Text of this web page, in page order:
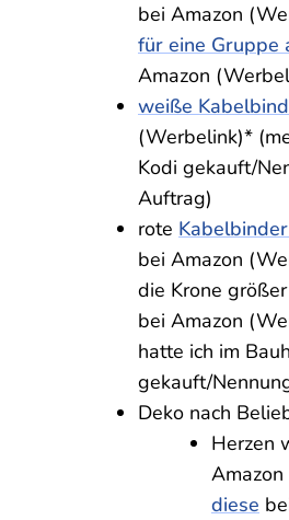
bei Amazon
für eine Gruppe
Amazon
weiße
(Werbelink)*
Kodi gekauft/
Auftrag)
rote
bei Amazon
die Krone
bei Amazon
hatte ich im
gekauft/
Deko nach
Herzen
diese